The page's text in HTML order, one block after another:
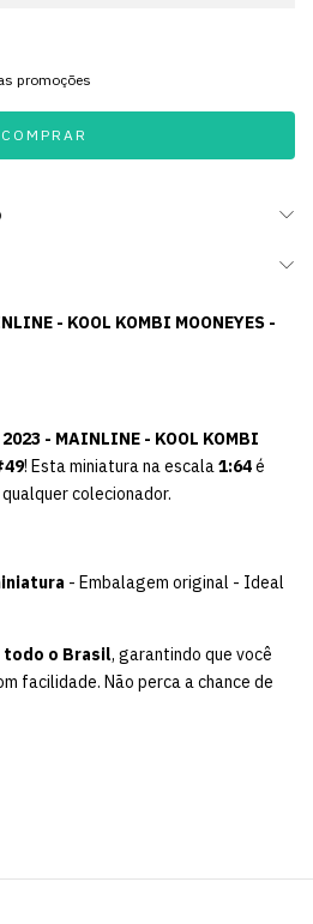
promoções
- KOOL KOMBI MOONEYES -
2023 - MAINLINE - KOOL KOMBI
! Esta miniatura na escala1:64é
colecionador.
- Embalagem original - Ideal
todo o Brasil, garantindo que você
facilidade. Não perca a chance de